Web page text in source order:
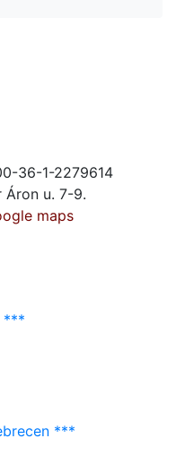
36-1-2279614
Áron u. 7-9.
maps
***
***